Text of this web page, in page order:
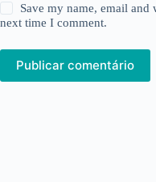
Save my name, email
next time I comment.
Publicar comentário